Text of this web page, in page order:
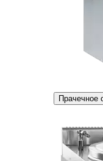
Прачечное